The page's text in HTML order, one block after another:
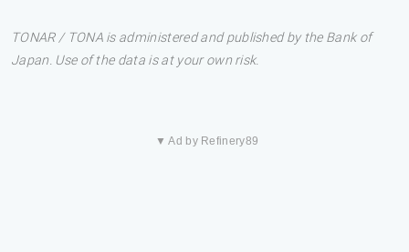
TONAR / TONA is administered and published by the Bank of
Japan. Use of the data is at your own risk.
▼ Ad by Refinery89